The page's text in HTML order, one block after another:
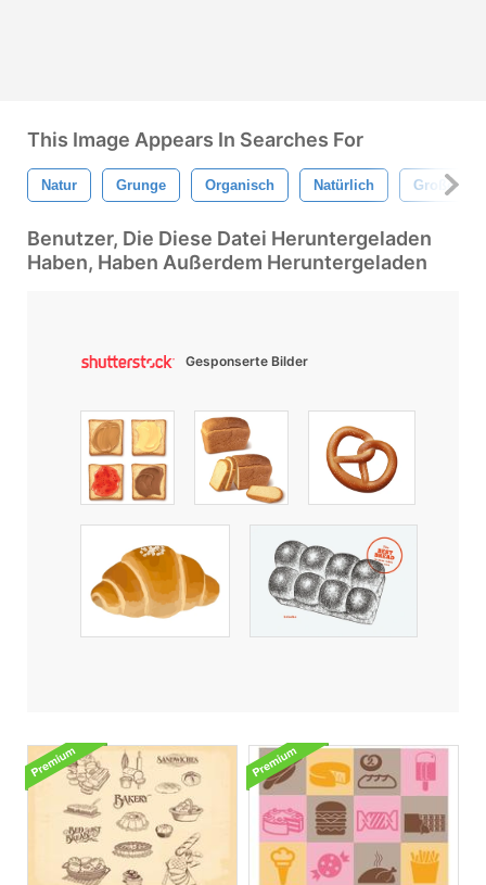
This Image Appears In Searches For
Natur Grunge Organisch Natürlich Großes
Benutzer, Die Diese Datei Heruntergeladen
Haben, Haben Außerdem Heruntergeladen
Gesponserte Bilder